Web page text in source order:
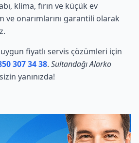
klima, fırın ve küçük ev
ve onarımlarını garantili olarak
uygun fiyatlı servis çözümleri için
307 34 38. Sultandağı Alarko
yanınızda!